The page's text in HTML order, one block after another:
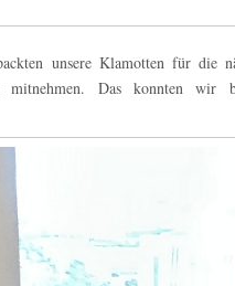
unsere Klamotten für die
Das konnten wir